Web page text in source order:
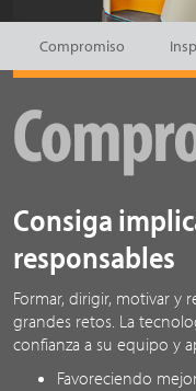
Compromiso
Consiga
responsables
Formar, dirigir, motivar y
grandes retos. La
confianza a su equipo y
Favoreciendo